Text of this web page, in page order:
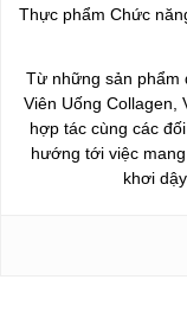
Thực phẩm Chức
Từ những sản phẩm
Viên Uống Collagen,
hợp tác cùng các
hướng tới việc
khơi